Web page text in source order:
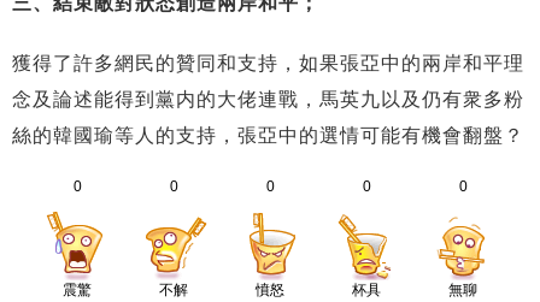
獲得了許多網民的贊同和支持，如果張亞中的兩岸和平理
念及論述能得到黨内的大佬連戰，馬英九以及仍有衆多粉
絲的韓國瑜等人的支持，張亞中的選情可能有機會翻盤？
0
震驚
0
不解
0
憤怒
0
杯具
0
無聊